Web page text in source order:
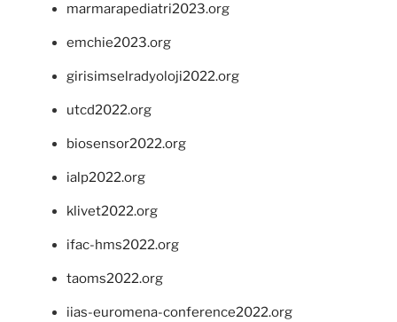
marmarapediatri2023.org
emchie2023.org
girisimselradyoloji2022.org
utcd2022.org
biosensor2022.org
ialp2022.org
klivet2022.org
ifac-hms2022.org
taoms2022.org
iias-euromena-conference2022.org